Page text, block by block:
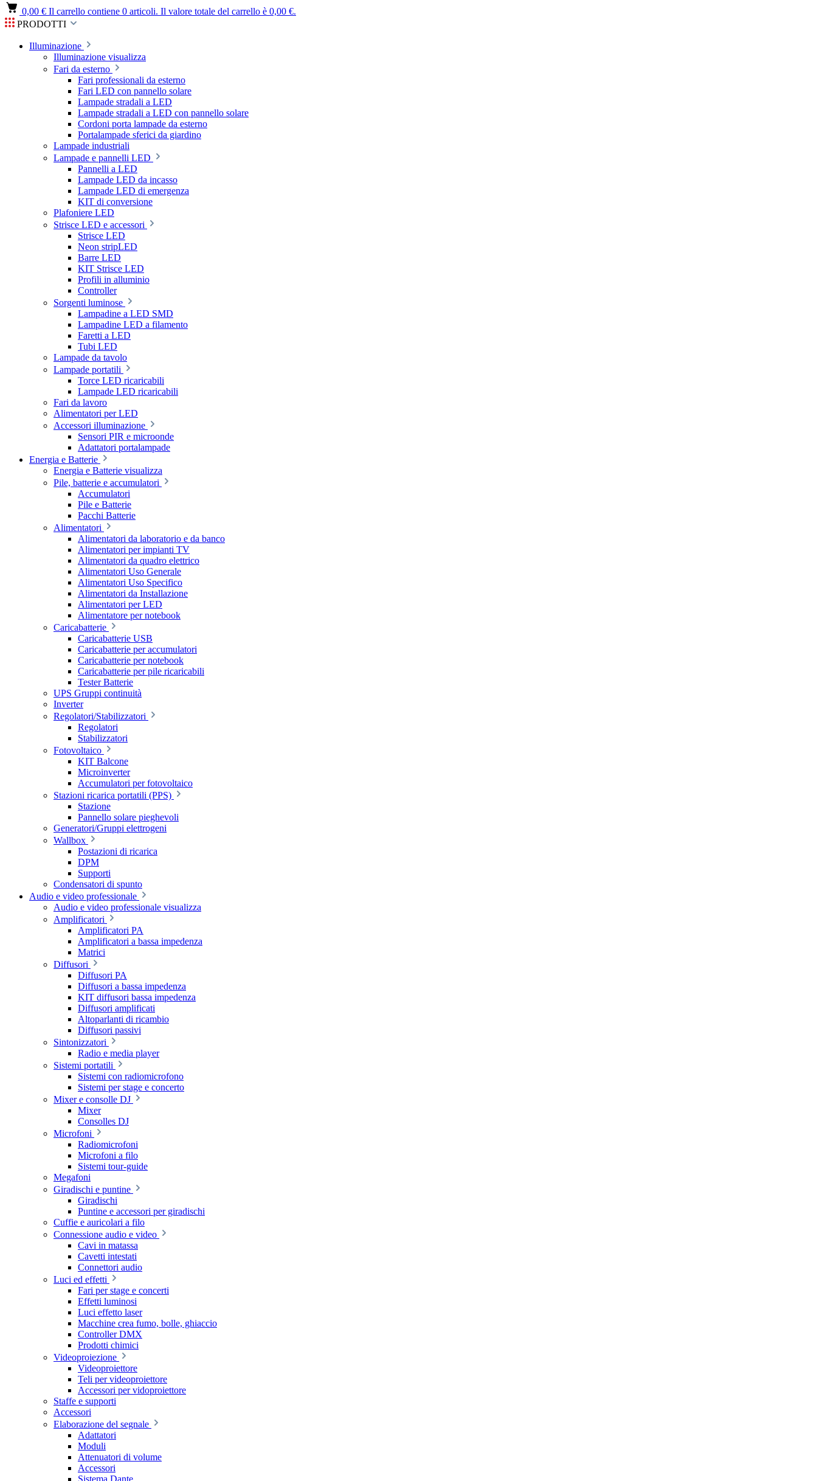
0,00 € Il carrello contiene 0 articoli. Il valore totale del carrello è 0,00 €.
PRODOTTI
Illuminazione
Illuminazione visualizza
Fari da esterno
Fari professionali da esterno
Fari LED con pannello solare
Lampade stradali a LED
Lampade stradali a LED con pannello solare
Cordoni porta lampade da esterno
Portalampade sferici da giardino
Lampade industriali
Lampade e pannelli LED
Pannelli a LED
Lampade LED da incasso
Lampade LED di emergenza
KIT di conversione
Plafoniere LED
Strisce LED e accessori
Strisce LED
Neon stripLED
Barre LED
KIT Strisce LED
Profili in alluminio
Controller
Sorgenti luminose
Lampadine a LED SMD
Lampadine LED a filamento
Faretti a LED
Tubi LED
Lampade da tavolo
Lampade portatili
Torce LED ricaricabili
Lampade LED ricaricabili
Fari da lavoro
Alimentatori per LED
Accessori illuminazione
Sensori PIR e microonde
Adattatori portalampade
Energia e Batterie
Energia e Batterie visualizza
Pile, batterie e accumulatori
Accumulatori
Pile e Batterie
Pacchi Batterie
Alimentatori
Alimentatori da laboratorio e da banco
Alimentatori per impianti TV
Alimentatori da quadro elettrico
Alimentatori Uso Generale
Alimentatori Uso Specifico
Alimentatori da Installazione
Alimentatori per LED
Alimentatore per notebook
Caricabatterie
Caricabatterie USB
Caricabatterie per accumulatori
Caricabatterie per notebook
Caricabatterie per pile ricaricabili
Tester Batterie
UPS Gruppi continuità
Inverter
Regolatori/Stabilizzatori
Regolatori
Stabilizzatori
Fotovoltaico
KIT Balcone
Microinverter
Accumulatori per fotovoltaico
Stazioni ricarica portatili (PPS)
Stazione
Pannello solare pieghevoli
Generatori/Gruppi elettrogeni
Wallbox
Postazioni di ricarica
DPM
Supporti
Condensatori di spunto
Audio e video professionale
Audio e video professionale visualizza
Amplificatori
Amplificatori PA
Amplificatori a bassa impedenza
Matrici
Diffusori
Diffusori PA
Diffusori a bassa impedenza
KIT diffusori bassa impedenza
Diffusori amplificati
Altoparlanti di ricambio
Diffusori passivi
Sintonizzatori
Radio e media player
Sistemi portatili
Sistemi con radiomicrofono
Sistemi per stage e concerto
Mixer e consolle DJ
Mixer
Consolles DJ
Microfoni
Radiomicrofoni
Microfoni a filo
Sistemi tour-guide
Megafoni
Giradischi e puntine
Giradischi
Puntine e accessori per giradischi
Cuffie e auricolari a filo
Connessione audio e video
Cavi in matassa
Cavetti intestati
Connettori audio
Luci ed effetti
Fari per stage e concerti
Effetti luminosi
Luci effetto laser
Macchine crea fumo, bolle, ghiaccio
Controller DMX
Prodotti chimici
Videoproiezione
Videoproiettore
Teli per videoproiettore
Accessori per vidoproiettore
Staffe e supporti
Accessori
Elaborazione del segnale
Adattatori
Moduli
Attenuatori di volume
Accessori
Sistema Dante